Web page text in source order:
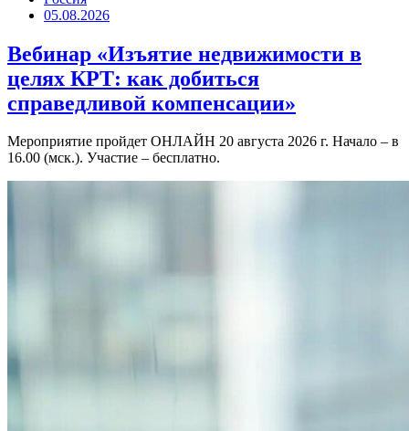
05.08.2026
Вебинар «Изъятие недвижимости в
целях КРТ: как добиться
справедливой компенсации»
Мероприятие пройдет ОНЛАЙН 20 августа 2026 г. Начало – в
16.00 (мск.). Участие – бесплатно.